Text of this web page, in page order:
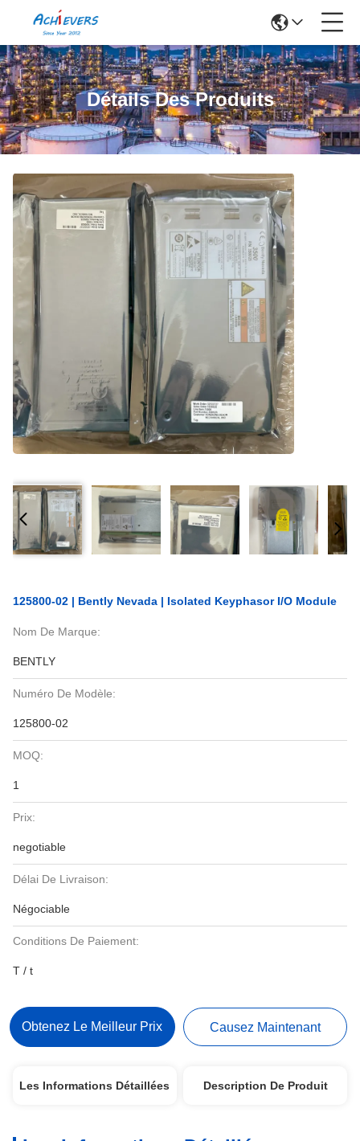
Détails Des Produits
125800-02 | Bently Nevada | Isolated Keyphasor I/O Module
Nom De Marque:
BENTLY
Numéro De Modèle:
125800-02
MOQ:
1
Prix:
negotiable
Délai De Livraison:
Négociable
Conditions De Paiement:
T / t
Obtenez Le Meilleur Prix Causez Maintenant
Les Informations Détaillées Description De Produit